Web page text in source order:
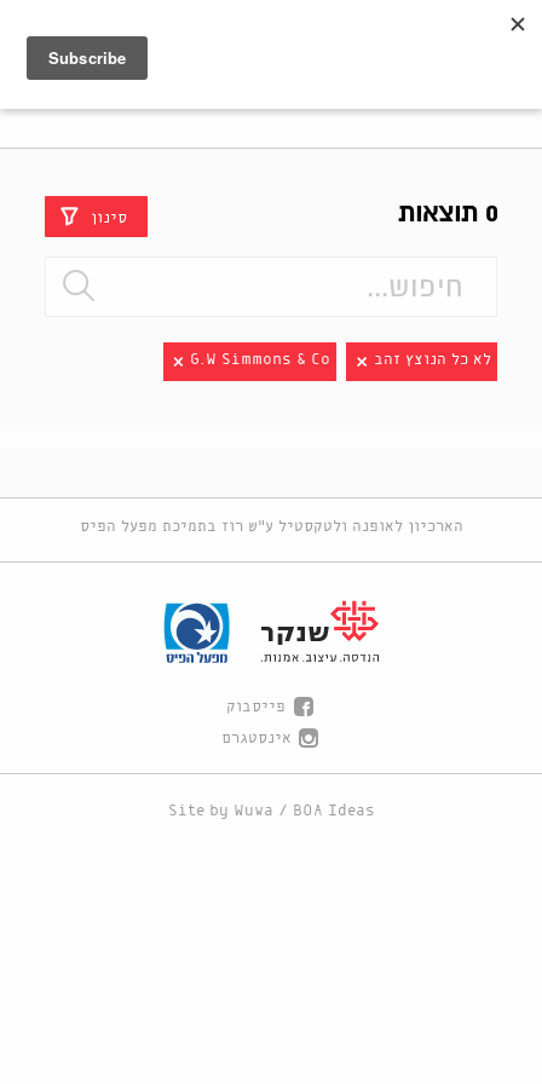
0 תוצאות סינון
לא כל הנוצץ זהב G.W Simmons & Co
הארכיון לאופנה ולטקסטיל ע"ש רוז בתמיכת מפעל הפיס
פייסבוק
אינסטגרם
Site by Wuwa / BOA Ideas